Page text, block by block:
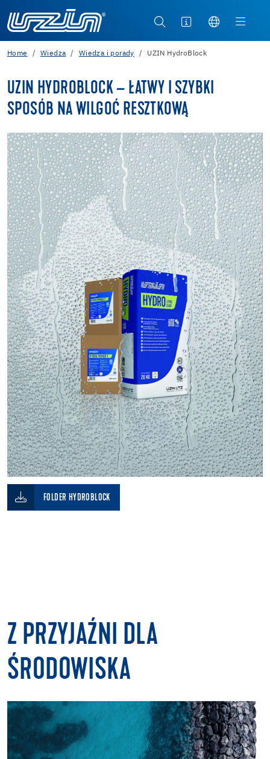
Home Wiedza Wiedza i porady UZIN HydroBlock
UZIN HYDROBLOCK – ŁATWY I SZYBKI
SPOSÓB NA WILGOĆ RESZTKOWĄ
FOLDER HYDROBLOCK
Z PRZYJAŹNI DLA
ŚRODOWISKA